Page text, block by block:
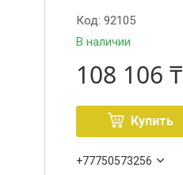
В наличии
Код:92105
108 106 ₸
Купить
+77750573256